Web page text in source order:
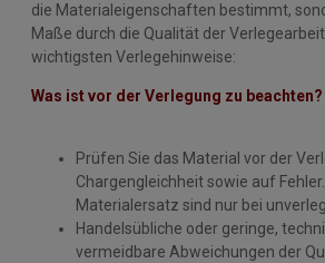
die Materialeigenschaften bestimmt,
Maße durch die Qualität der
wichtigsten Verlegehinweise:
Was ist vor der Verlegung zu beachten?
Prüfen Sie das Material vor der
Chargengleichheit sowie auf
Materialersatz sind nur bei
Handelsübliche oder geringe,
vermeidbare Abweichungen der